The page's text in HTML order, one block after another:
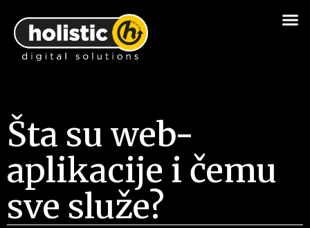
Šta su web-
aplikacije i čemu
sve služe?